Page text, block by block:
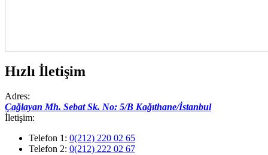
Hızlı İletişim
Adres:
Çağlayan Mh. Sebat Sk. No: 5/B Kağıthane/İstanbul
İletişim:
Telefon 1: 0(212) 220 02 65
Telefon 2: 0(212) 222 02 67